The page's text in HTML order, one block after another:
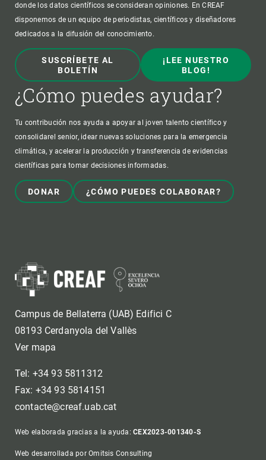
donde los datos científicos se consideran opiniones. En CREAF
disponemos de un equipo de periodistas, científicos y diseñadores
dedicados a la difusión del conocimiento.
SUSCRÍBETE AL
BOLETÍN
¡LEE NUESTRO
BLOG!
¿Cómo puedes ayudar?
Tu contribución nos ayuda a apoyar al joven talento científico y
consolidarel senior, idear nuevas soluciones para la emergencia
climática, y acelerar la producción y transferencia de evidencias
científicas para tomar decisiones informadas.
DONAR ¿CÓMO PUEDES COLABORAR?
Campus de Bellaterra (UAB) Edifici C
08193 Cerdanyola del Vallès
Ver mapa
Tel: +34 93 5811312
Fax: +34 93 5814151
contacte@creaf.uab.cat
Web elaborada gracias a la ayuda:CEX2023-001340-S
Web desarrollada por Omitsis Consulting